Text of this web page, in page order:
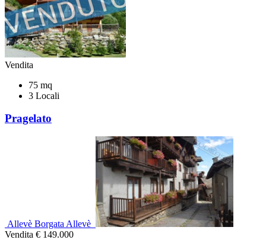
Vendita
75 mq
3 Locali
Pragelato
Allevè Borgata Allevè
Vendita € 149.000